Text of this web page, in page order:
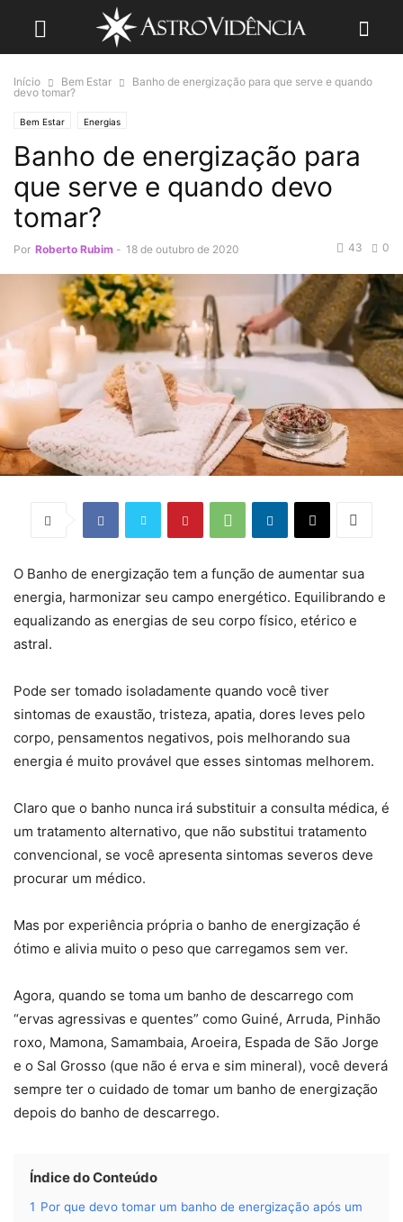
Início Bem Estar
Banho de energização para que serve e quando
devo tomar?
Bem Estar Energias
Banho de energização para
que serve e quando devo
tomar?
Por Roberto Rubim - 18 de outubro de 2020 0
43
O Banho de energização tem a função de aumentar sua
energia, harmonizar seu campo energético. Equilibrando e
equalizando as energias de seu corpo físico, etérico e
astral.
Pode ser tomado isoladamente quando você tiver
sintomas de exaustão, tristeza, apatia, dores leves pelo
corpo, pensamentos negativos, pois melhorando sua
energia é muito provável que esses sintomas melhorem.
Claro que o banho nunca irá substituir a consulta médica, é
um tratamento alternativo, que não substitui tratamento
convencional, se você apresenta sintomas severos deve
procurar um médico.
Mas por experiência própria o banho de energização é
ótimo e alivia muito o peso que carregamos sem ver.
Agora, quando se toma um banho de descarrego com
“ervas agressivas e quentes” como Guiné, Arruda, Pinhão
roxo, Mamona, Samambaia, Aroeira, Espada de São Jorge
e o Sal Grosso (que não é erva e sim mineral), você deverá
sempre ter o cuidado de tomar um banho de energização
depois do banho de descarrego.
Índice do Conteúdo
1 Por que devo tomar um banho de energização após um